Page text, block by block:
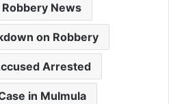
News
on Robbery
Arrested
in Mulmula